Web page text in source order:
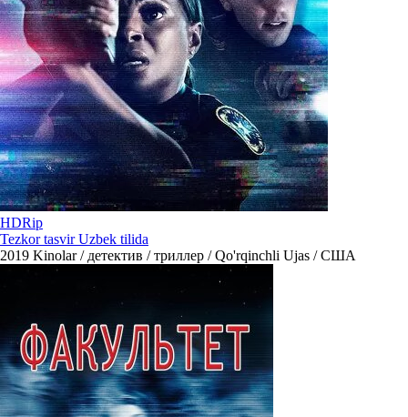
HDRip
Tezkor tasvir Uzbek tilida
2019 Kinolar / детектив / триллер / Qo'rqinchli Ujas / США